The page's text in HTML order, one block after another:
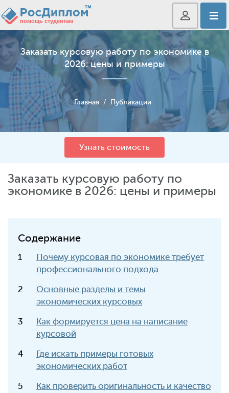
Заказать курсовую работу по экономике в
2026: цены и примеры
Главная / Публикации
Узнать стоимость
Заказать курсовую работу по
экономике в 2026: цены и примеры
Содержание
Почему курсовая по экономике требует
профессионального подхода
Основные разделы и темы
экономических курсовых
Как формируется цена на написание
курсовой
Где искать примеры готовых
экономических работ
Как проверить оригинальность и качество